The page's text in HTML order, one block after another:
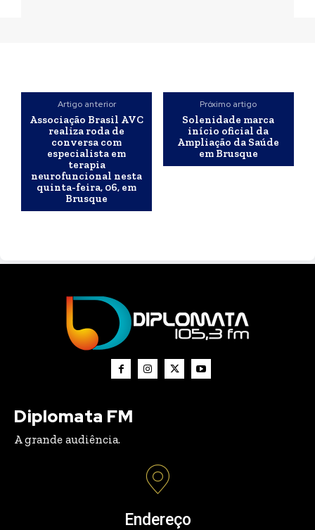
Artigo anterior
Associação Brasil AVC
realiza roda de
conversa com
especialista em
terapia
neurofuncional nesta
quinta-feira, 06, em
Brusque
Próximo artigo
Solenidade marca
início oficial da
Ampliação da Saúde
em Brusque
Diplomata FM
A grande audiência.
Endereço